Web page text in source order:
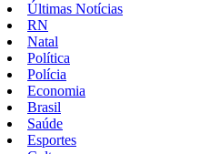
Últimas Notícias
RN
Natal
Política
Polícia
Economia
Brasil
Saúde
Esportes